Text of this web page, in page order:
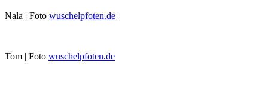
Nala | Foto wuschelpfoten.de
Tom | Foto wuschelpfoten.de